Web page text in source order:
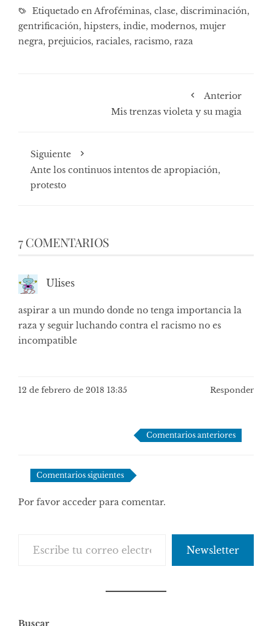
Etiquetado enAfroféminas, clase, discriminación,
gentrificación, hipsters, indie, modernos, mujer
negra, prejuicios, raciales, racismo, raza
Anterior
Mis trenzas violeta y su magia
Siguiente
Ante los continuos intentos de apropiación,
protesto
7 COMENTARIOS
Ulises
aspirar a un mundo donde no tenga importancia la
raza y seguir luchando contra el racismo no es
incompatible
12 de febrero de 2018 13:35 Responder
comentarios
Comentarios anteriores
Comentarios siguientes
Por favor acceder para comentar.
Newsletter
Buscar